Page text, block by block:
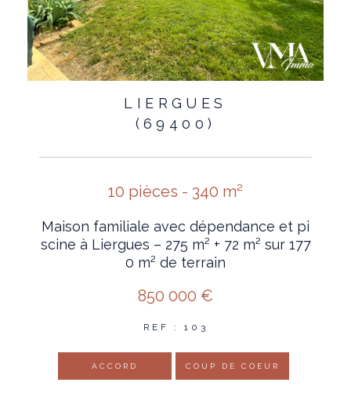
LIERGUES
(69400)
10 pièces - 340 m²
Maison familiale avec dépendance et pi
scine à Liergues – 275 m² + 72 m² sur 177
0 m² de terrain
850 000 €
REF : 103
ACCORD COUP DE COEUR